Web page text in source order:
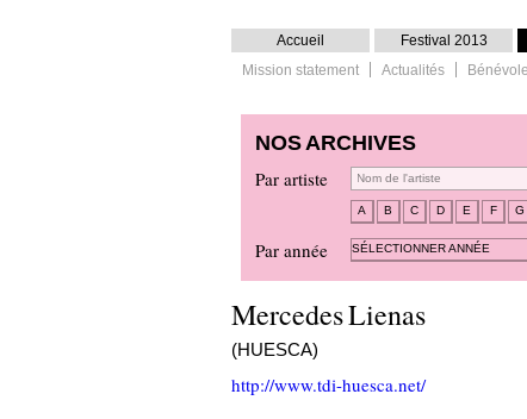
NOS ARCHIVES
Par artiste
A B C D E F G
Par année SÉLECTIONNER ANNÉE
Mercedes Lienas
(HUESCA)
http://www.tdi-huesca.net/
Accueil Festival 2013
Mission statement
Actualités